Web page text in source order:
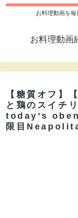
お料理動画を
お料理動画
【糖質オフ】
と鶏のスイチ
today’s
限目